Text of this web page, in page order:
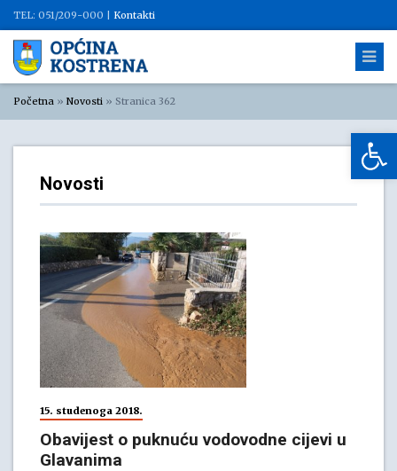
TEL: 051/209-000 | Kontakti
Početna » Novosti » Stranica 362
Novosti
15. studenoga 2018.
Obavijest o puknuću vodovodne cijevi u
Glavanima